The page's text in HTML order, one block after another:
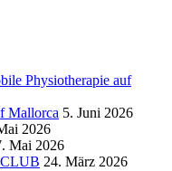
Physiotherapie auf
Mallorca 5. Juni 2026
2026
Mai 2026
24. März 2026